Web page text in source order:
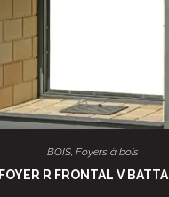
LIRE LA SUITE
BOIS, Foyers à bois
FOYER R FRONTAL V